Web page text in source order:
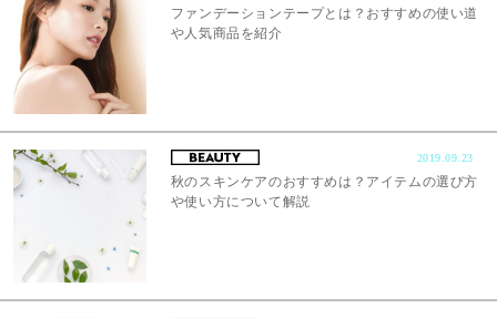
ファンデーションテープとは？おすすめの使い道
や人気商品を紹介
2019.09.23
秋のスキンケアのおすすめは？アイテムの選び方
や使い方について解説